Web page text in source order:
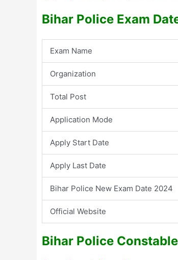
Bihar Police Exam
Exam Name
Organization
Total Post
Application Mode
Apply Start Date
Apply Last Date
Bihar Police New Exam Date 2024
Official Website
Bihar Police